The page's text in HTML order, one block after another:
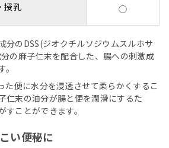
授乳 ◯
分のDSS(ジオクチルソジウムスルホサ
の麻子仁末を配合した、腸への刺激成
た便に水分を浸透させて柔らかくするこ
仁末の油分が腸と便を潤滑にするた
ことができます。
い便秘に